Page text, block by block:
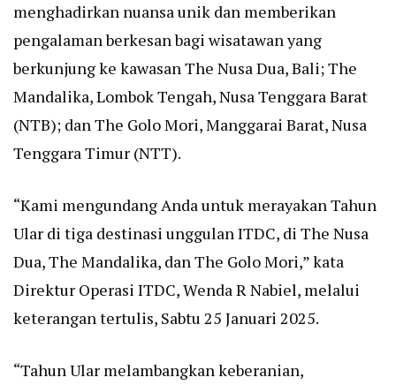
menghadirkan nuansa unik dan memberikan
pengalaman berkesan bagi wisatawan yang
berkunjung ke kawasan The Nusa Dua, Bali; The
Mandalika, Lombok Tengah, Nusa Tenggara Barat
(NTB); dan The Golo Mori, Manggarai Barat, Nusa
Tenggara Timur (NTT).
“Kami mengundang Anda untuk merayakan Tahun
Ular di tiga destinasi unggulan ITDC, di The Nusa
Dua, The Mandalika, dan The Golo Mori,” kata
Direktur Operasi ITDC, Wenda R Nabiel, melalui
keterangan tertulis, Sabtu 25 Januari 2025.
“Tahun Ular melambangkan keberanian,